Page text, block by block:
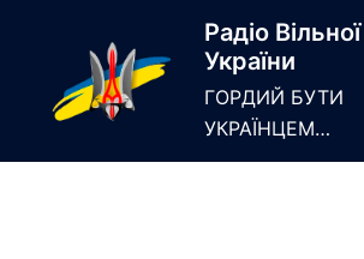
Радіо Вільної
України
ГОРДИЙ БУТИ
УКРАЇНЦЕМ…